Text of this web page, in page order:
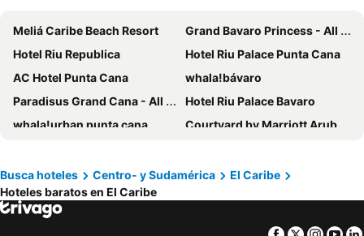
Meliá Caribe Beach Resort
Grand Bavaro Princess - All Inclusive
Hotel Riu Republica
Hotel Riu Palace Punta Cana
AC Hotel Punta Cana
whala!bávaro
Paradisus Grand Cana - All Suites
Hotel Riu Palace Bavaro
whala!urban punta cana
Courtyard by Marriott Aruba Resort
Hodelpa Caribe Colonial
Hyatt Place Aruba Airport
Four Points by Sheraton Puntacana
Checkin El Cortecito Beach
Busca hoteles Centro- y Sudamérica
El Caribe
Hoteles baratos en El Caribe